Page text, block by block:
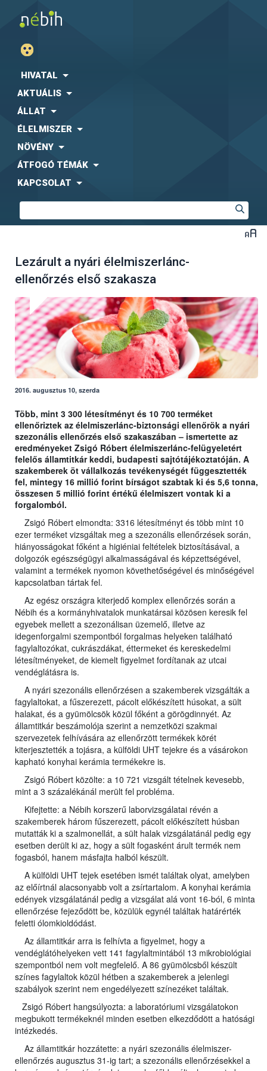
HIVATAL
AKTUÁLIS
ÁLLAT
ÉLELMISZER
NÖVÉNY
ÁTFOGÓ TÉMÁK
KAPCSOLAT
Lezárult a nyári élelmiszerlánc-
ellenőrzés első szakasza
2016. augusztus 10, szerda
Több, mint 3 300 létesítményt és 10 700 terméket
ellenőriztek az élelmiszerlánc-biztonsági ellenőrök a nyári
szezonális ellenőrzés első szakaszában – ismertette az
eredményeket Zsigó Róbert élelmiszerlánc-felügyeletért
felelős államtitkár keddi, budapesti sajtótájékoztatóján. A
szakemberek öt vállalkozás tevékenységét függesztették
fel, mintegy 16 millió forint bírságot szabtak ki és 5,6 tonna,
összesen 5 millió forint értékű élelmiszert vontak ki a
forgalomból.
Zsigó Róbert elmondta: 3316 létesítményt és több mint 10
ezer terméket vizsgáltak meg a szezonális ellenőrzések során,
hiányosságokat főként a higiéniai feltételek biztosításával, a
dolgozók egészségügyi alkalmasságával és képzettségével,
valamint a termékek nyomon követhetőségével és minőségével
kapcsolatban tártak fel.
Az egész országra kiterjedő komplex ellenőrzés során a
Nébih és a kormányhivatalok munkatársai közösen keresik fel
egyebek mellett a szezonálisan üzemelő, illetve az
idegenforgalmi szempontból forgalmas helyeken található
fagylaltozókat, cukrászdákat, éttermeket és kereskedelmi
létesítményeket, de kiemelt figyelmet fordítanak az utcai
vendéglátásra is.
A nyári szezonális ellenőrzésen a szakemberek vizsgálták a
fagylaltokat, a fűszerezett, pácolt előkészített húsokat, a sült
halakat, és a gyümölcsök közül főként a görögdinnyét. Az
államtitkár beszámolója szerint a nemzetközi szakmai
szervezetek felhívására az ellenőrzött termékek körét
kiterjesztették a tojásra, a külföldi UHT tejekre és a vásárokon
kapható konyhai kerámia termékekre is.
Zsigó Róbert közölte: a 10 721 vizsgált tételnek kevesebb,
mint a 3 százalékánál merült fel probléma.
Kifejtette: a Nébih korszerű laborvizsgálatai révén a
szakemberek három fűszerezett, pácolt előkészített húsban
mutatták ki a szalmonellát, a sült halak vizsgálatánál pedig egy
esetben derült ki az, hogy a sült fogasként árult termék nem
fogasból, hanem másfajta halból készült.
A külföldi UHT tejek esetében ismét találtak olyat, amelyben
az előírtnál alacsonyabb volt a zsírtartalom. A konyhai kerámia
edények vizsgálatánál pedig a vizsgálat alá vont 16-ból, 6 minta
ellenőrzése fejeződött be, közülük egynél találtak határérték
feletti ólomkioldódást.
Az államtitkár arra is felhívta a figyelmet, hogy a
vendéglátóhelyeken vett 141 fagylaltmintából 13 mikrobiológiai
szempontból nem volt megfelelő. A 86 gyümölcsből készült
színes fagylaltok közül hétben a szakemberek a jelenlegi
szabályok szerint nem engedélyezett színezéket találtak.
Zsigó Róbert hangsúlyozta: a laboratóriumi vizsgálatokon
megbukott termékeknél minden esetben elkezdődött a hatósági
intézkedés.
Az államtitkár hozzátette: a nyári szezonális élelmiszer-
ellenőrzés augusztus 31-ig tart; a szezonális ellenőrzésekkel a